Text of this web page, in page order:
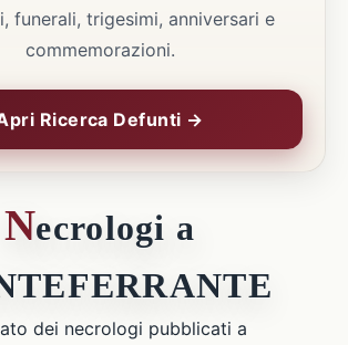
funerali, trigesimi, anniversari e
commemorazioni.
Ricerca Defunti →
Necrologi a
dei necrologi pubblicati a